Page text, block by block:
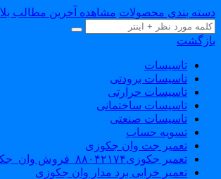
بندی محصولات مشاهده آخرین مطالب بلاگ
تاسیسات
تاسیسات برودتی
تاسیسات حرارتی
تاسیسات ساختمانی
تاسیسات صنعتی
تسویه حساب
تعمیر جت وان جکوزی
تعمیر جکوزی۸۸۰۴۲۱۷۴_فروش وان_جکوزی
تعمیر خرابی برد مدار وان جکوزی